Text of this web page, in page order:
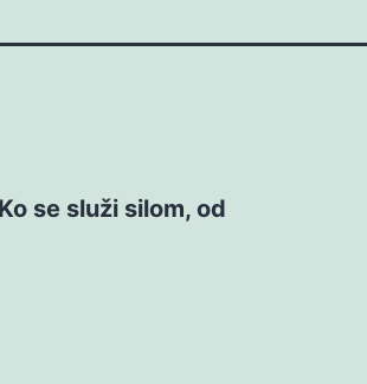
se služi silom, od